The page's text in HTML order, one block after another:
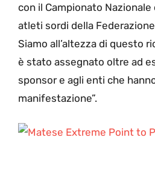
con il Campionato Nazionale
atleti sordi della
Siamo all’altezza di questo
è stato assegnato oltre ad
sponsor e agli enti che
manifestazione”.